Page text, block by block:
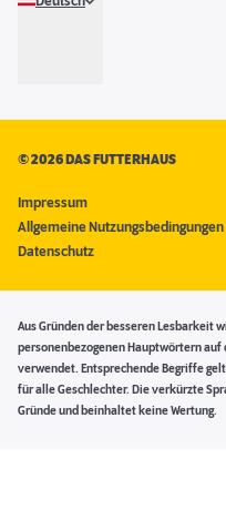
©2026 DAS FUTTERHAUS
Impressum
Allgemeine Nutzungsbedingungen
Datenschutz
Aus Gründen der besseren Lesbarkeit
personenbezogenen Hauptwörtern auf
verwendet. Entsprechende Begriffe
für alle Geschlechter. Die verkürzte
Gründe und beinhaltet keine Wertung.